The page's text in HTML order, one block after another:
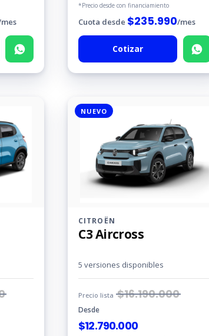
*Precio desde con financiamiento
Cuota desde $235.990/mes
Cotizar
NUEVO
CITROËN
C3 Aircross
5 versiones disponibles
Precio lista $16.190.000
Desde
$12.790.000